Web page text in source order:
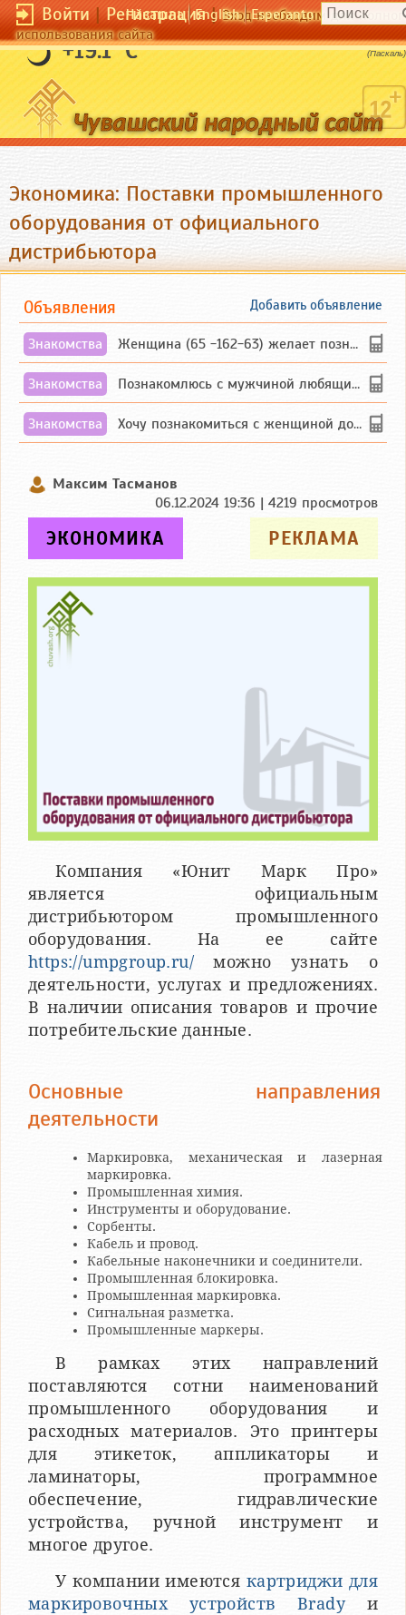
Войти|Регистрация|Вход необходим для
использования сайта
Чӑвашла English Esperanto
+19.1 °C Предвидеть - значит управлять.
(Паскаль)
Экономика: Поставки промышленного
оборудования от официального
дистрибьютора
Добавить объявление
Объявления
Знакомства Женщина (65 -162-63) желает познакомиться с одиноким, добродушным, без вредных ...
Знакомства Познакомлюсь с мужчиной любящим танцевать и петь на родном чувашском языке
Знакомства Хочу познакомиться с женщиной до 55 лет чувашской или русской национальности дл...
Максим Тасманов
06.12.2024 19:36 | 4219 просмотров
РЕКЛАМА
ЭКОНОМИКА
Компания «Юнит Марк Про»
является официальным
дистрибьютором промышленного
оборудования. На ее сайте
https://umpgroup.ru/ можно узнать о
деятельности, услугах и предложениях.
В наличии описания товаров и прочие
потребительские данные.
Основные направления
деятельности
Маркировка, механическая и лазерная
маркировка.
Промышленная химия.
Инструменты и оборудование.
Сорбенты.
Кабель и провод.
Кабельные наконечники и соединители.
Промышленная блокировка.
Промышленная маркировка.
Сигнальная разметка.
Промышленные маркеры.
В рамках этих направлений
поставляются сотни наименований
промышленного оборудования и
расходных материалов. Это принтеры
для этикеток, аппликаторы и
ламинаторы, программное
обеспечение, гидравлические
устройства, ручной инструмент и
многое другое.
У компании имеются картриджи для
маркировочных устройств Bradyи